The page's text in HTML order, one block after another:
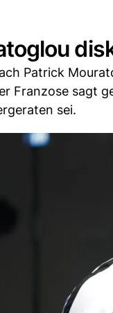
Patrick
Franzose sagt
sei.